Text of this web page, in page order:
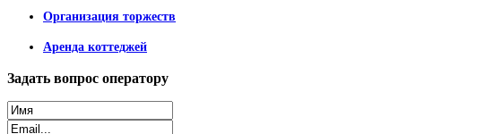
Организация торжеств
Аренда коттеджей
Задать вопрос оператору